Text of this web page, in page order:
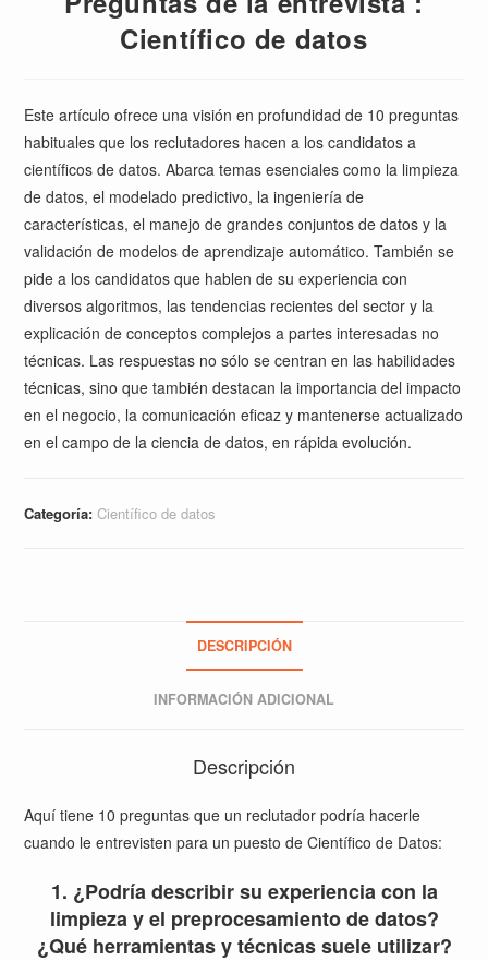
Científico de datos
Este artículo ofrece una visión en profundidad de 10 preguntas
habituales que los reclutadores hacen a los candidatos a
científicos de datos. Abarca temas esenciales como la limpieza
de datos, el modelado predictivo, la ingeniería de
características, el manejo de grandes conjuntos de datos y la
validación de modelos de aprendizaje automático. También se
pide a los candidatos que hablen de su experiencia con
diversos algoritmos, las tendencias recientes del sector y la
explicación de conceptos complejos a partes interesadas no
técnicas. Las respuestas no sólo se centran en las habilidades
técnicas, sino que también destacan la importancia del impacto
en el negocio, la comunicación eficaz y mantenerse actualizado
en el campo de la ciencia de datos, en rápida evolución.
Categoría:Científico de datos
DESCRIPCIÓN
INFORMACIÓN ADICIONAL
Descripción
Aquí tiene 10 preguntas que un reclutador podría hacerle
cuando le entrevisten para un puesto de Científico de Datos:
1. ¿Podría describir su experiencia con la
limpieza y el preprocesamiento de datos?
¿Qué herramientas y técnicas suele utilizar?